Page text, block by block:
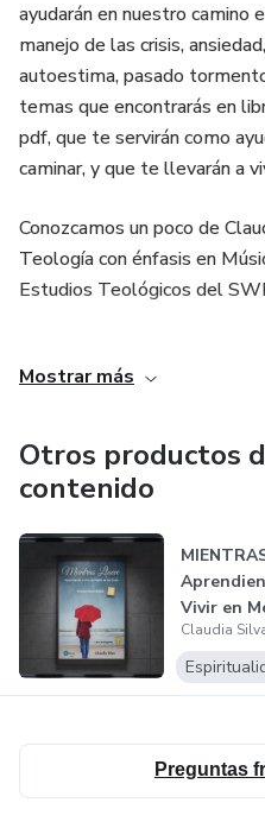
ayudarán en nuestro camino
manejo de las crisis,
autoestima, pasado
temas que encontrarás en
pdf, que te servirán como
caminar, y que te llevarán a
Conozcamos un poco de
Teología con énfasis en
Estudios Teológicos del
contenido cristiano para
los programas:
Claudia Silva, Lo que Está
con conciencia cristiana. y
del ministerio musical
literatura devocional.
padres de familia.
Mostrar más
Otros productos
contenido
Vivir en
las Crisis
Claudia
Preguntas